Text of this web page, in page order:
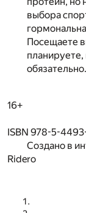
выбора
Посещаете
планируете,
обязательно.
16+
ISBN 978-5-
Создано в
Ridero